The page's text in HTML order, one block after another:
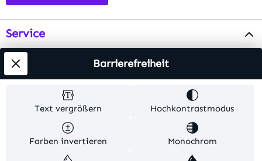
Service
Info
Alle Preise inkl. gesetzl. Mehrwertsteuer zzgl.
Versandkosten . Alle Artikelangaben sind
Text vergrößern Hochkontrastmodus
Farben invertieren Monochrom
Barrierefreiheit